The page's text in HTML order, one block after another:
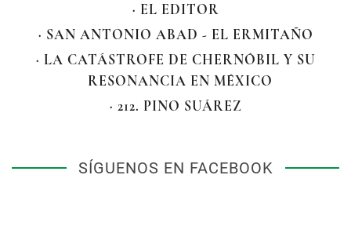
· EL EDITOR
· SAN ANTONIO ABAD - EL ERMITAÑO
· LA CATÁSTROFE DE CHERNÓBIL Y SU
RESONANCIA EN MÉXICO
· 212. PINO SUÁREZ
SÍGUENOS EN FACEBOOK